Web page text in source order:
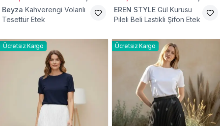
Beyza Kahverengi Volanlı
Tesettür Etek
EREN STYLE Gül Kurusu
Pileli Beli Lastikli Şifon Etek
Ücretsiz Kargo Ücretsiz Kargo